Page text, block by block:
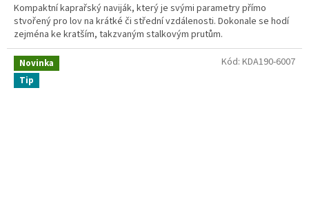
Kompaktní kaprařský naviják, který je svými parametry přímo
stvořený pro lov na krátké či střední vzdálenosti. Dokonale se hodí
zejména ke kratším, takzvaným stalkovým prutům.
Novinka
Tip
Kód: KDA190-6007